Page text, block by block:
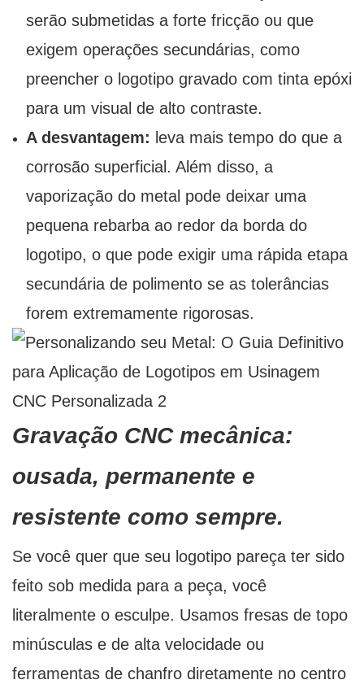
serão submetidas a forte fricção ou que
exigem operações secundárias, como
preencher o logotipo gravado com tinta epóxi
para um visual de alto contraste.
A desvantagem: leva mais tempo do que a
corrosão superficial. Além disso, a
vaporização do metal pode deixar uma
pequena rebarba ao redor da borda do
logotipo, o que pode exigir uma rápida etapa
secundária de polimento se as tolerâncias
forem extremamente rigorosas.
Gravação CNC mecânica:
ousada, permanente e
resistente como sempre.
Se você quer que seu logotipo pareça ter sido
feito sob medida para a peça, você
literalmente o esculpe. Usamos fresas de topo
minúsculas e de alta velocidade ou
ferramentas de chanfro diretamente no centro